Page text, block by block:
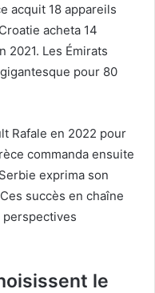
acquit 18 appareils
acheta 14
2021. Les Émirats
pour 80
Rafale en 2022 pour
commanda ensuite
exprima son
succès en chaîne
le